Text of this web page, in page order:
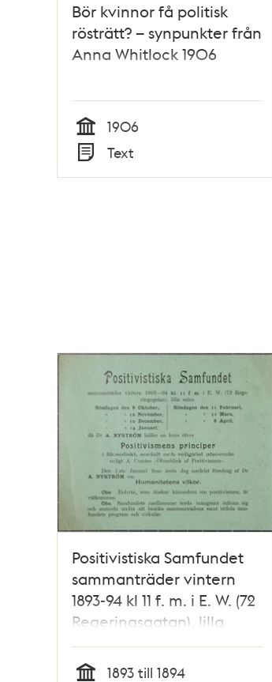
Bör kvinnor få politisk
rösträtt? – synpunkter från
Anna Whitlock 1906
Tid
1906
Typ
Text
Positivistiska Samfundet
sammanträder vintern
1893-94 kl 11 f. m. i E. W. (72
Regeringsgatan), lilla
salen
1893 till 1894